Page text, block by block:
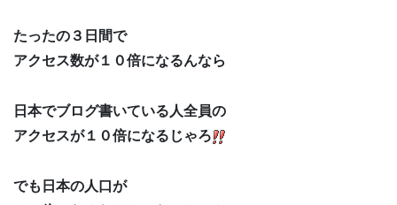
たったの３日間で
アクセス数が１０倍になるんなら
日本でブログ書いている人全員の
アクセスが１０倍になるじゃろ
でも日本の人口が